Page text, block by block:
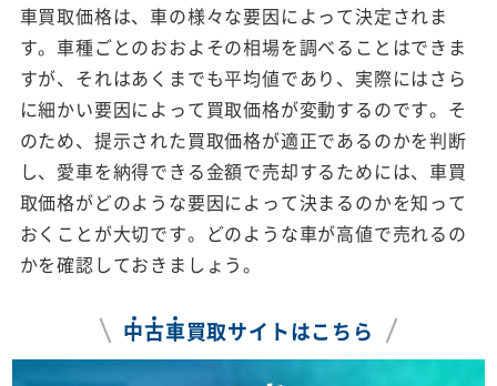
車買取価格は、車の様々な要因によって決定されま
す。車種ごとのおおよその相場を調べることはできま
すが、それはあくまでも平均値であり、実際にはさら
に細かい要因によって買取価格が変動するのです。そ
のため、提示された買取価格が適正であるのかを判断
し、愛車を納得できる金額で売却するためには、車買
取価格がどのような要因によって決まるのかを知って
おくことが大切です。どのような車が高値で売れるの
かを確認しておきましょう。
中古車買取サイトはこちら